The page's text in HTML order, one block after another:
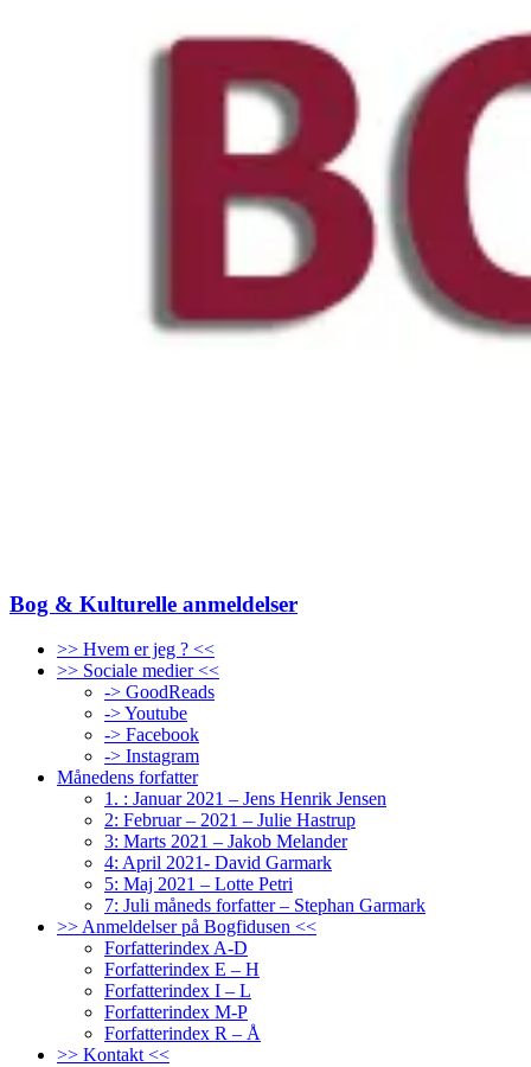
Bog & Kulturelle anmeldelser
>> Hvem er jeg ? <<
>> Sociale medier <<
-> GoodReads
-> Youtube
-> Facebook
-> Instagram
Månedens forfatter
1. : Januar 2021 – Jens Henrik Jensen
2: Februar – 2021 – Julie Hastrup
3: Marts 2021 – Jakob Melander
4: April 2021- David Garmark
5: Maj 2021 – Lotte Petri
7: Juli måneds forfatter – Stephan Garmark
>> Anmeldelser på Bogfidusen <<
Forfatterindex A-D
Forfatterindex E – H
Forfatterindex I – L
Forfatterindex M-P
Forfatterindex R – Å
>> Kontakt <<